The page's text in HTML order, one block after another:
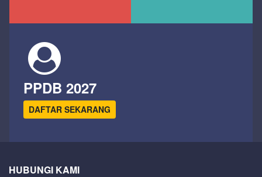
PPDB 2027
DAFTAR SEKARANG
HUBUNGI KAMI